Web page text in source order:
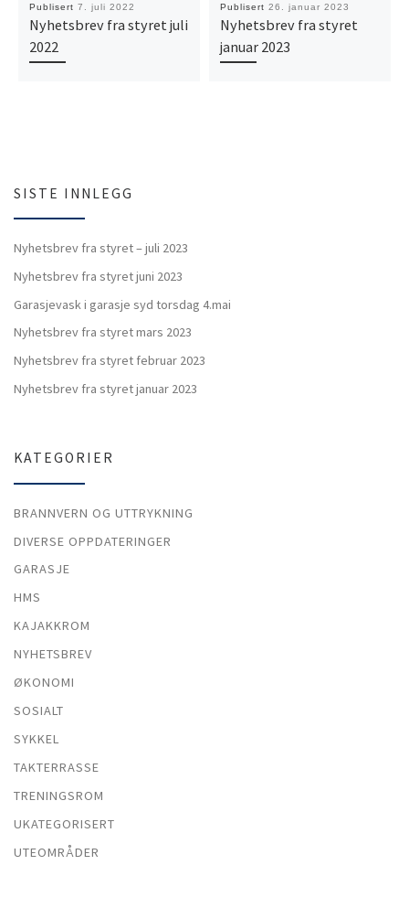
Publisert 7. juli 2022
Nyhetsbrev fra styret juli
2022
Publisert 26. januar 2023
Nyhetsbrev fra styret
januar 2023
SISTE INNLEGG
Nyhetsbrev fra styret – juli 2023
Nyhetsbrev fra styret juni 2023
Garasjevask i garasje syd torsdag 4.mai
Nyhetsbrev fra styret mars 2023
Nyhetsbrev fra styret februar 2023
Nyhetsbrev fra styret januar 2023
KATEGORIER
BRANNVERN OG UTTRYKNING
DIVERSE OPPDATERINGER
GARASJE
HMS
KAJAKKROM
NYHETSBREV
ØKONOMI
SOSIALT
SYKKEL
TAKTERRASSE
TRENINGSROM
UKATEGORISERT
UTEOMRÅDER